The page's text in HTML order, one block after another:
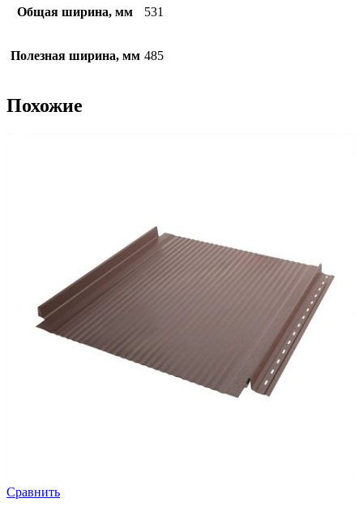
Общая ширина, мм 531
Полезная ширина, мм 485
Похожие
Сравнить